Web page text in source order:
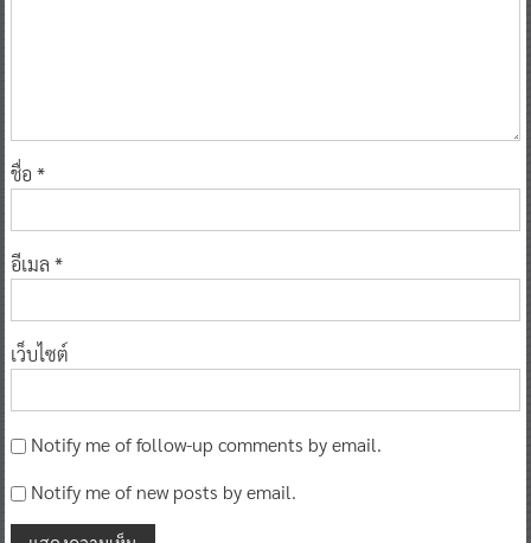
ชื่อ *
อีเมล *
เว็บไซต์
Notify me of follow-up comments by email.
Notify me of new posts by email.